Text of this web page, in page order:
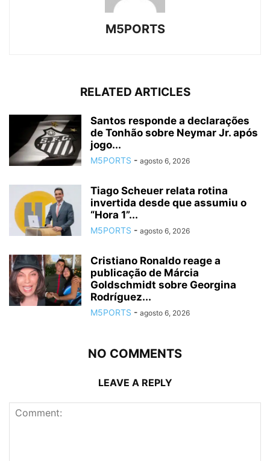
M5PORTS
RELATED ARTICLES
Santos responde a declarações
de Tonhão sobre Neymar Jr. após
jogo...
M5PORTS - agosto 6, 2026
Tiago Scheuer relata rotina
invertida desde que assumiu o
“Hora 1”...
M5PORTS - agosto 6, 2026
Cristiano Ronaldo reage a
publicação de Márcia
Goldschmidt sobre Georgina
Rodríguez...
M5PORTS - agosto 6, 2026
NO COMMENTS
LEAVE A REPLY